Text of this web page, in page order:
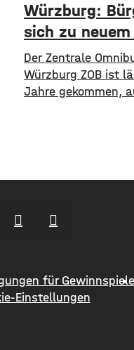
Würzburg:
sich zu
Der Zentrale
Würzburg ZOB ist
Jahre gekommen,
gesamten
Würzburger jetzt
für Gewinnspiele
Einstellungen